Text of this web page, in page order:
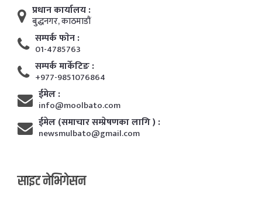
प्रधान कार्यालय :
बुद्धनगर, काठमाडाैं
सम्पर्क फाेन :
01-4785763
सम्पर्क मार्केटिङ :
+977-9851076864
ईमेल :
info@moolbato.com
ईमेल (समाचार सम्प्रेषणका लागि ) :
newsmulbato@gmail.com
साइट नेभिगेसन